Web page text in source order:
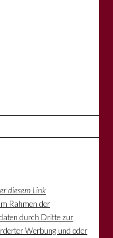
diesem Link
Rahmen der
durch Dritte zur
Werbung und oder